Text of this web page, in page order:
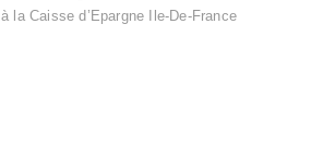
à la Caisse d’Epargne Ile-De-France